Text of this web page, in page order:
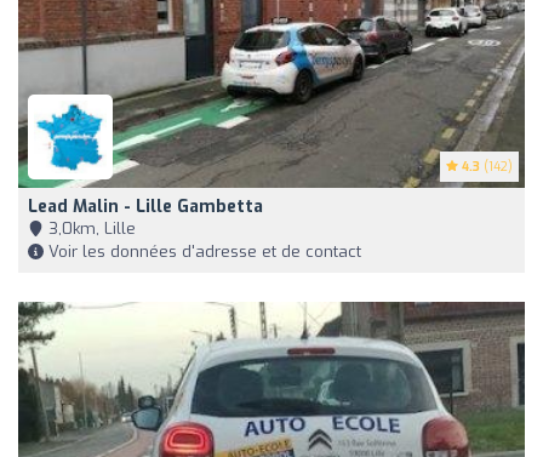
4.3 (142)
Lead Malin - Lille Gambetta
3,0km, Lille
Voir les données d'adresse et de contact